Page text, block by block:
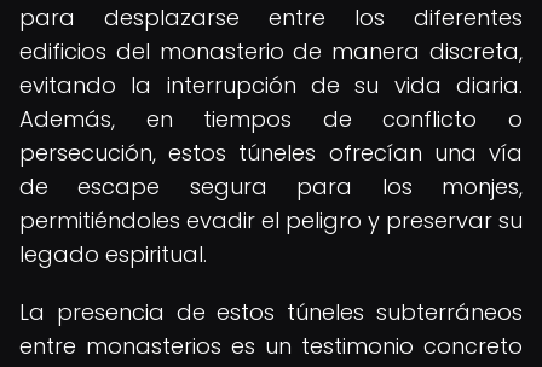
para desplazarse entre los diferentes
edificios del monasterio de manera discreta,
evitando la interrupción de su vida diaria.
Además, en tiempos de conflicto o
persecución, estos túneles ofrecían una vía
de escape segura para los monjes,
permitiéndoles evadir el peligro y preservar su
legado espiritual.
La presencia de estos túneles subterráneos
entre monasterios es un testimonio concreto